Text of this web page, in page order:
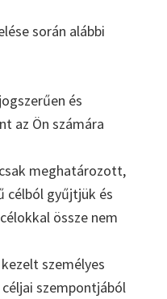
során alábbi
és
az Ön számára
meghatározott,
célból gyűjtjük és
össze nem
személyes
szempontjából